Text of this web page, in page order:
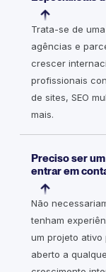
Trata-se de
agências e
crescer
profissionais
de sites, SEO
mais.
Preciso ser
entrar em
Não
tenham
um projeto ativo
aberto a